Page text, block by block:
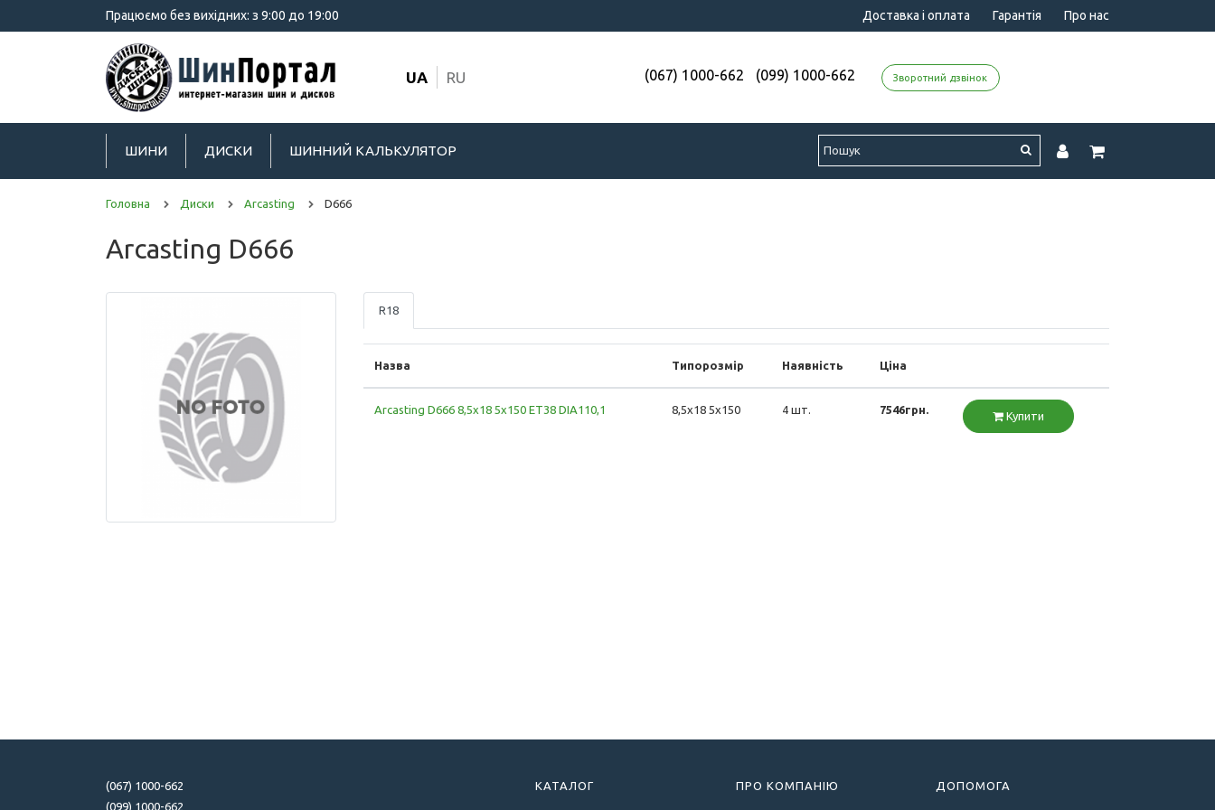
Працюємо без вихідних: з 9:00 до 19:00 Доставка і оплата Гарантія Про нас
UA RU (067) 1000-662 (099) 1000-662 Зворотний дзвінок
ШИНИ ДИСКИ ШИННИЙ КАЛЬКУЛЯТОР
Головна Диски Arcasting D666
Arcasting D666
R18
Назва Типорозмір Наявність Ціна
Arcasting D666 8,5x18 5x150 ET38 DIA110,1 8,5x18 5x150 4 шт. 7546грн. Купити
(067) 1000-662
(099) 1000-662
КАТАЛОГ ПРО КОМПАНІЮ ДОПОМОГА